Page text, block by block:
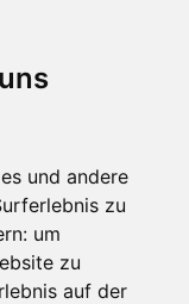
und andere
zu
um
zu
auf der